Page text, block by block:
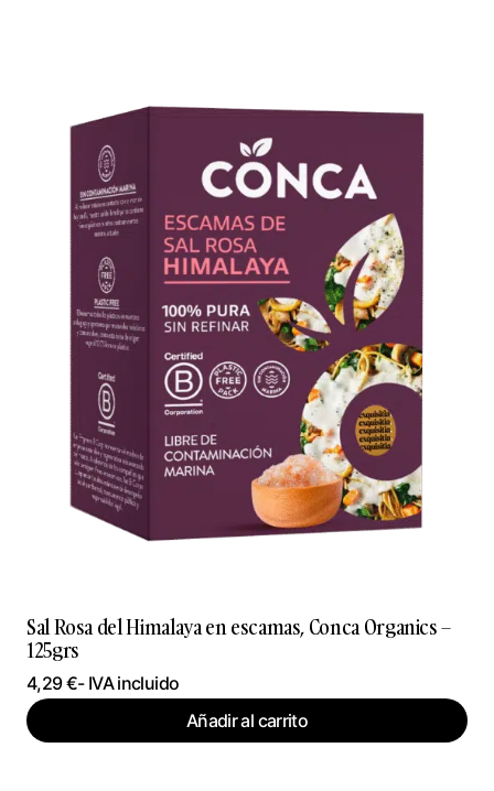
Sal Rosa del Himalaya en escamas, Conca Organics –
125grs
4,29€- IVA incluido
Añadir al carrito